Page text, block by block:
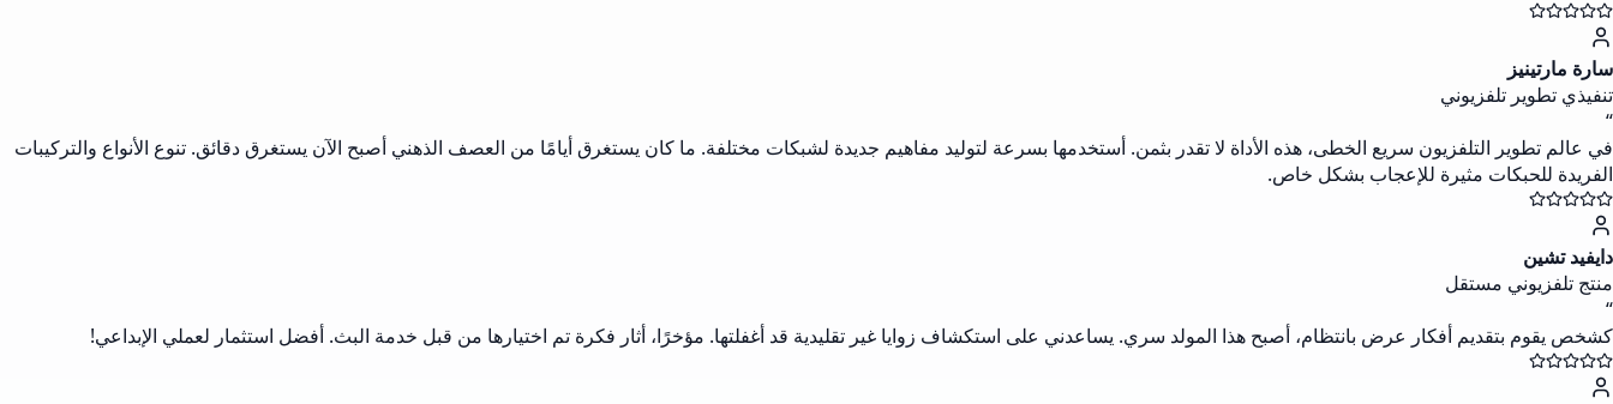
سارة مارتينيز
تنفيذي تطوير تلفزيوني
“
في عالم تطوير التلفزيون سريع الخطى، هذه الأداة لا تقدر بثمن. أستخدمها بسرعة لتوليد مفاهيم جديدة لشبكات مختلفة. ما كان يستغرق أيامًا من العصف الذهني أصبح الآن يستغرق دقائق. تنوع الأنواع والتركيبات
الفريدة للحبكات مثيرة للإعجاب بشكل خاص.
دايفيد تشين
منتج تلفزيوني مستقل
“
كشخص يقوم بتقديم أفكار عرض بانتظام، أصبح هذا المولد سري. يساعدني على استكشاف زوايا غير تقليدية قد أغفلتها. مؤخرًا، أثار فكرة تم اختيارها من قبل خدمة البث. أفضل استثمار لعملي الإبداعي!